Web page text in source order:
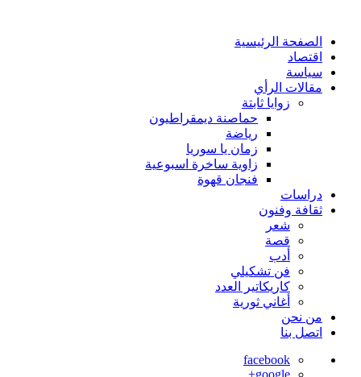
الصفحة الرئيسية
اقتصاد
سياسة
مقالات الرأي
زوايا ثابتة
حماصنة ديمقراطيون
رياضة
زمان يا سوريا
زاوية ساخرة اسبوعية
فنجان قهوة
دراسات
ثقافة وفنون
شعر
قصة
أدب
فن تشكيلي
كاريكاتير العدد
أغاني ثورية
من نحن
اتصل بنا
facebook
google+